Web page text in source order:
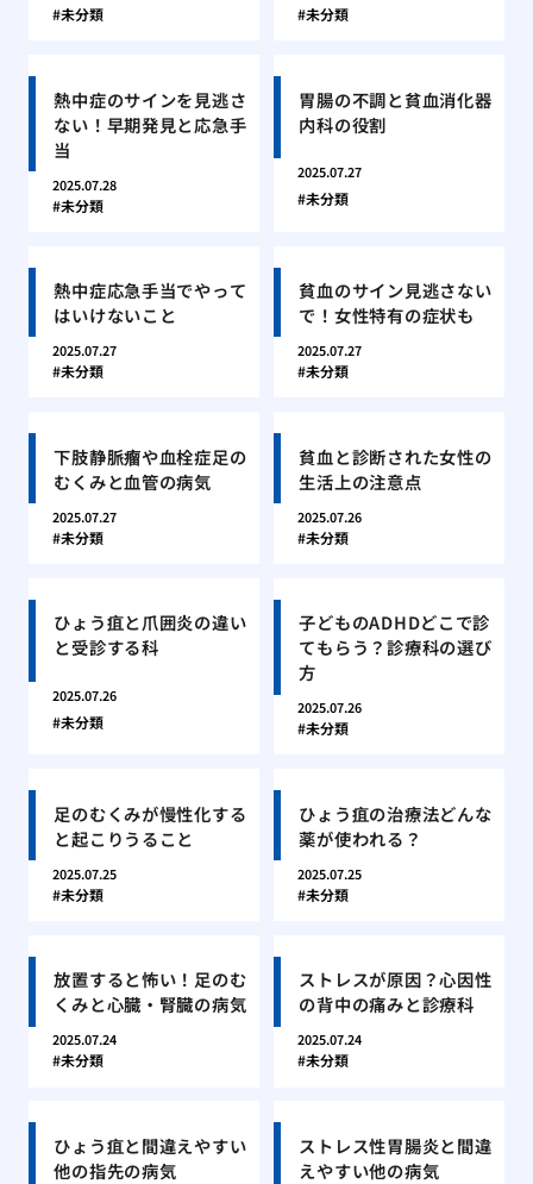
未分類 未分類
熱中症のサインを見逃さ
ない！早期発見と応急手
当
2025.07.28
未分類
胃腸の不調と貧血消化器
内科の役割
2025.07.27
未分類
熱中症応急手当でやって
はいけないこと
2025.07.27
未分類
貧血のサイン見逃さない
で！女性特有の症状も
2025.07.27
未分類
下肢静脈瘤や血栓症足の
むくみと血管の病気
2025.07.27
未分類
貧血と診断された女性の
生活上の注意点
2025.07.26
未分類
ひょう疽と爪囲炎の違い
と受診する科
2025.07.26
未分類
子どものADHDどこで診
てもらう？診療科の選び
方
2025.07.26
未分類
足のむくみが慢性化する
と起こりうること
2025.07.25
未分類
ひょう疽の治療法どんな
薬が使われる？
2025.07.25
未分類
放置すると怖い！足のむ
くみと心臓・腎臓の病気
2025.07.24
未分類
ストレスが原因？心因性
の背中の痛みと診療科
2025.07.24
未分類
ひょう疽と間違えやすい
他の指先の病気
ストレス性胃腸炎と間違
えやすい他の病気